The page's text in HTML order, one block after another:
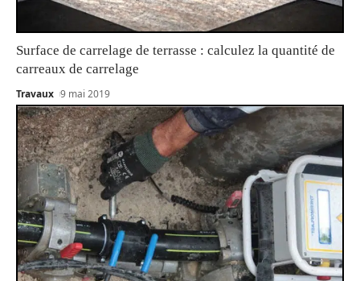
Surface de carrelage de terrasse : calculez la quantité de
carreaux de carrelage
Travaux 9 mai 2019